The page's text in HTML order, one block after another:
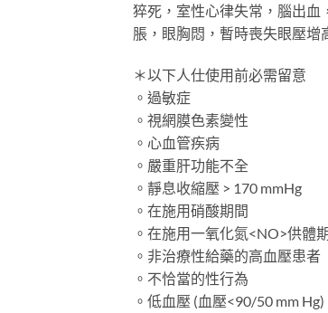
猝死，室性心律失常，腦出血
脹，眼胸悶，暫時喪失眼壓
＊以下人仕使用前必需留意
。過敏症
。視網膜色素變性
。心血管疾病
。嚴重肝功能不全
。靜息收縮壓 > 170 mmHg
。在施用硝酸期間
。在施用一氧化氮<NO>供體
。非治療性給藥的高血壓患者
。不恰當的性行為
。低血壓 (血壓<90/50 mm Hg)